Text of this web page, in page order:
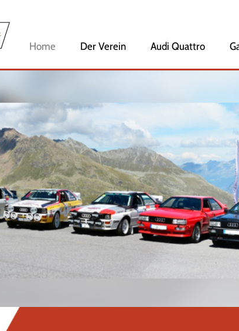
Navigation
überspringen
Home
Veranstaltungen
Der Verein
Vorstandschaft
Geschichte des Clubs
Ehrenmitglieder
Audi Club International
Audi Quattro